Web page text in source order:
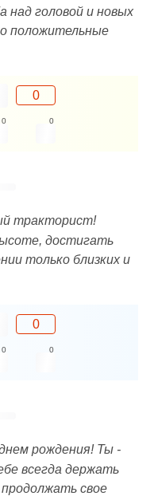
над головой и новых
положительные
0
0 0
тракторист!
достигать
только близких и
0
0 0
рождения! Ты -
всегда держать
продолжать свое